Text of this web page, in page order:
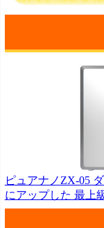
ピュアナノZX-05
にアップした 最上